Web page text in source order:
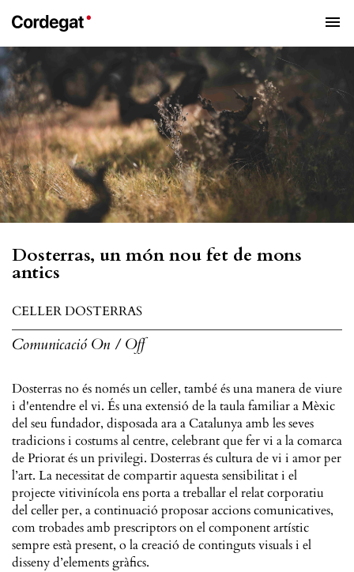
menu
Dosterras, un món nou fet de mons
antics
CELLER DOSTERRAS
Comunicació On / Off
Dosterras no és només un celler, també és una manera de viure
i d'entendre el vi. És una extensió de la taula familiar a Mèxic
del seu fundador, disposada ara a Catalunya amb les seves
tradicions i costums al centre, celebrant que fer vi a la comarca
de Priorat és un privilegi. Dosterras és cultura de vi i amor per
l’art. La necessitat de compartir aquesta sensibilitat i el
projecte vitivinícola ens porta a treballar el relat corporatiu
del celler per, a continuació proposar accions comunicatives,
com trobades amb prescriptors on el component artístic
sempre està present, o la creació de continguts visuals i el
disseny d’elements gràfics.